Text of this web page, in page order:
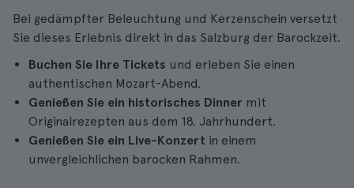
Bei gedämpfter Beleuchtung und Kerzenschein versetzt
Sie dieses Erlebnis direkt in das Salzburg der Barockzeit.
Buchen Sie Ihre Tickets und erleben Sie einen
authentischen Mozart-Abend.
Genießen Sie ein historisches Dinner mit
Originalrezepten aus dem 18. Jahrhundert.
Genießen Sie ein Live-Konzert in einem
unvergleichlichen barocken Rahmen.